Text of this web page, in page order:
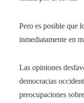
Pero es posible que
inmediatamente en
Las opiniones
democracias
preocupaciones